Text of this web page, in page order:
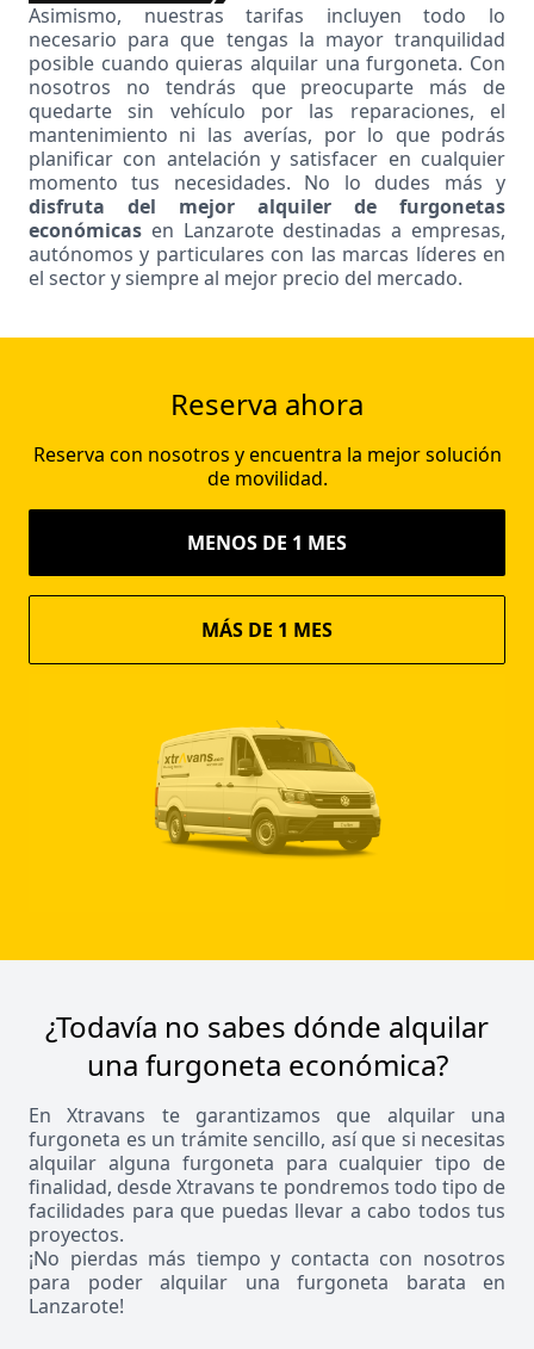
Asimismo, nuestras tarifas incluyen todo lo
necesario para que tengas la mayor tranquilidad
posible cuando quieras alquilar una furgoneta. Con
nosotros no tendrás que preocuparte más de
quedarte sin vehículo por las reparaciones, el
mantenimiento ni las averías, por lo que podrás
planificar con antelación y satisfacer en cualquier
momento tus necesidades. No lo dudes más y
disfruta del mejor alquiler de furgonetas
económicas en Lanzarote destinadas a empresas,
autónomos y particulares con las marcas líderes en
el sector y siempre al mejor precio del mercado.
Reserva ahora
Reserva con nosotros y encuentra la mejor solución
de movilidad.
MENOS DE 1 MES
MÁS DE 1 MES
¿Todavía no sabes dónde alquilar
una furgoneta económica?
En Xtravans te garantizamos que alquilar una
furgoneta es un trámite sencillo, así que si necesitas
alquilar alguna furgoneta para cualquier tipo de
finalidad, desde Xtravans te pondremos todo tipo de
facilidades para que puedas llevar a cabo todos tus
proyectos.
¡No pierdas más tiempo y contacta con nosotros
para poder alquilar una furgoneta barata en
Lanzarote!